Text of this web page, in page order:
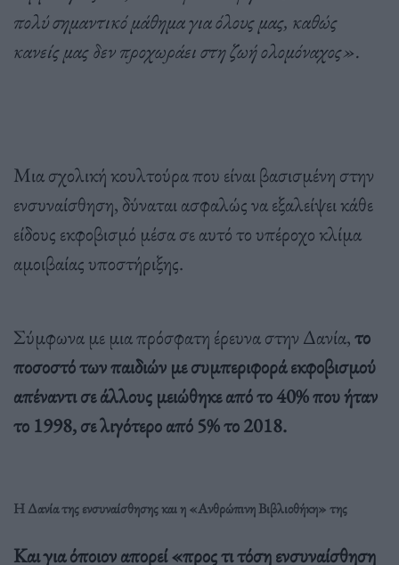
πολύ σημαντικό μάθημα για όλους μας, καθώς
κανείς μας δεν προχωράει στη ζωή ολομόναχος».
Μια σχολική κουλτούρα που είναι βασισμένη στην
ενσυναίσθηση, δύναται ασφαλώς να εξαλείψει κάθε
είδους εκφοβισμό μέσα σε αυτό το υπέροχο κλίμα
αμοιβαίας υποστήριξης.
Σύμφωνα με μια πρόσφατη έρευνα στην Δανία,το
ποσοστό των παιδιών με συμπεριφορά εκφοβισμού
απέναντι σε άλλους μειώθηκε από το 40% που ήταν
το 1998, σε λιγότερο από 5% το 2018.
Η Δανία της ενσυναίσθησης και η «Ανθρώπινη Βιβλιοθήκη» της
Και για όποιον απορεί «προς τι τόση ενσυναίσθηση